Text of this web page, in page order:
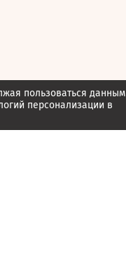
пользоваться данным
персонализации в